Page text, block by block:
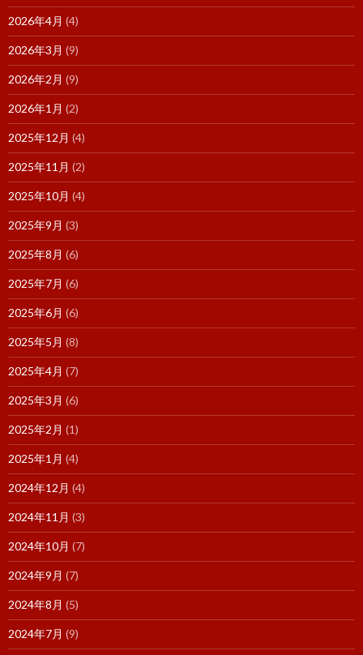
2026年4月 (4)
2026年3月 (9)
2026年2月 (9)
2026年1月 (2)
2025年12月 (4)
2025年11月 (2)
2025年10月 (4)
2025年9月 (3)
2025年8月 (6)
2025年7月 (6)
2025年6月 (6)
2025年5月 (8)
2025年4月 (7)
2025年3月 (6)
2025年2月 (1)
2025年1月 (4)
2024年12月 (4)
2024年11月 (3)
2024年10月 (7)
2024年9月 (7)
2024年8月 (5)
2024年7月 (9)